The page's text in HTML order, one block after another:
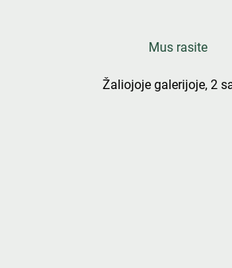
Mus rasite
Žaliojoje galerijoje, 2